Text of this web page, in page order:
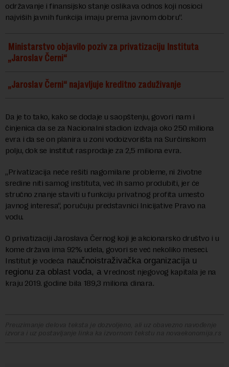
održavanje i finansijsko stanje oslikava odnos koji nosioci
najviših javnih funkcija imaju prema javnom dobru“.
Ministarstvo objavilo poziv za privatizaciju Instituta
„Jaroslav Černi“
„Jaroslav Černi“ najavljuje kreditno zaduživanje
Da je to tako, kako se dodaje u saopštenju, govori nam i
činjenica da se za Nacionalni stadion izdvaja oko 250 miliona
evra i da se on planira u zoni vodoizvorišta na Surčinskom
polju, dok se institut rasprodaje za 2,5 miliona evra.
„Privatizacija neće rešiti nagomilane probleme, ni životne
sredine niti samog instituta, već ih samo produbiti, jer će
stručno znanje staviti u funkciju privatnog profita umesto
javnog interesa“, poručuju predstavnici Inicijative Pravo na
vodu.
O privatizaciji Jaroslava Černog koji je akcionarsko društvo i u
kome država ima 92% udela, govori se već nekoliko meseci.
Institut je vodeća naučnoistraživačka organizacija u
regionu za oblast voda, a vrednost njegovog kapitala je na
kraju 2019. godine bila 189,3 miliona dinara.
Preuzimanje delova teksta je dozvoljeno, ali uz obavezno navođenje
izvora i uz postavljanje linka ka izvornom tekstu na novaekonomija.rs